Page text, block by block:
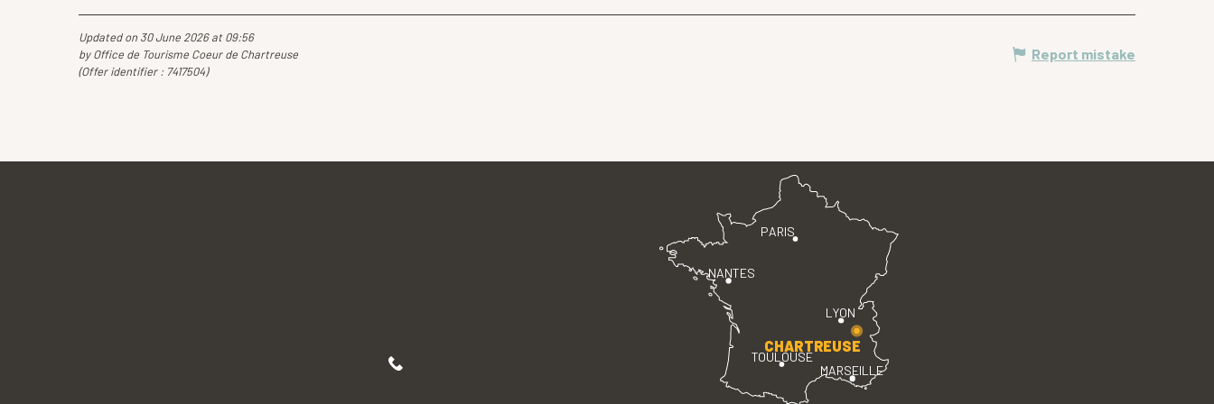
Updated on 30 June 2026 at 09:56
by Office de Tourisme Coeur de Chartreuse
(Offer identifier : 7417504)
Report mistake
PARIS
LYON
TOULOUSE
MARSEILLE
NANTES
CHARTREUSE